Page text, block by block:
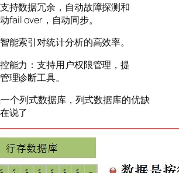
持数据冗余，自动故障探测和
fail over，自动同步。
能索引对统计分析的高效率。
能力：支持用户权限管理，提
理诊断工具。
一个列式数据库，列式数据库的优缺
说了